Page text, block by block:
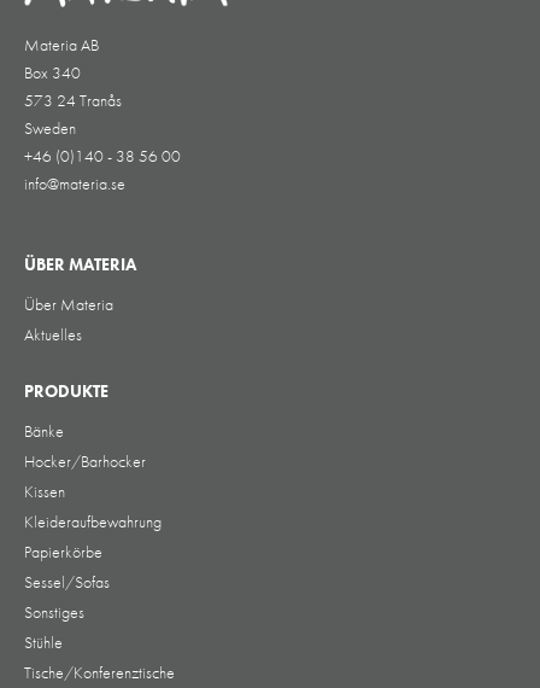
Materia AB
Box 340
573 24 Tranås
Sweden
+46 (0)140 - 38 56 00
info@materia.se
ÜBER MATERIA
Über Materia
Aktuelles
PRODUKTE
Bänke
Hocker/Barhocker
Kissen
Kleideraufbewahrung
Papierkörbe
Sessel/Sofas
Sonstiges
Stühle
Tische/Konferenztische